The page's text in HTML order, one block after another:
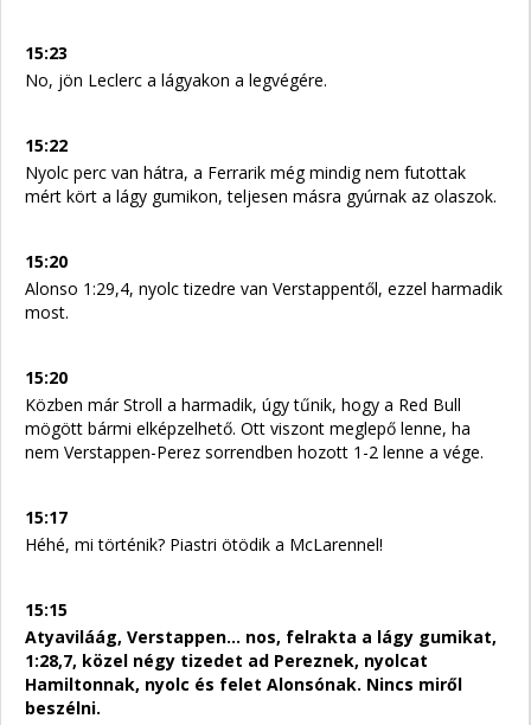
15:23
No, jön Leclerc a lágyakon a legvégére.
15:22
Nyolc perc van hátra, a Ferrarik még mindig nem futottak
mért kört a lágy gumikon, teljesen másra gyúrnak az olaszok.
15:20
Alonso 1:29,4, nyolc tizedre van Verstappentől, ezzel harmadik
most.
15:20
Közben már Stroll a harmadik, úgy tűnik, hogy a Red Bull
mögött bármi elképzelhető. Ott viszont meglepő lenne, ha
nem Verstappen-Perez sorrendben hozott 1-2 lenne a vége.
15:17
Héhé, mi történik? Piastri ötödik a McLarennel!
15:15
Atyaviláág, Verstappen... nos, felrakta a lágy gumikat,
1:28,7, közel négy tizedet ad Pereznek, nyolcat
Hamiltonnak, nyolc és felet Alonsónak. Nincs miről
beszélni.